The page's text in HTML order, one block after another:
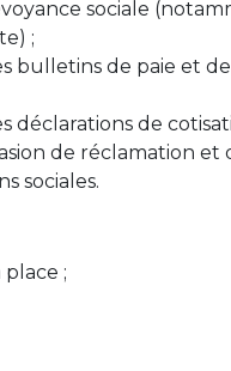
sociale
;
bulletins de paie et
déclarations de
de réclamation et
sociales.
;